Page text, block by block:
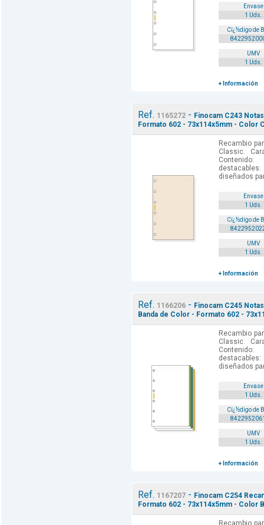
Envase
1 Uds.
Cï¿½digo de
UMV
1 Uds.
+ Información
Ref. 1165272- Finocam C243
Formato 602 - 73x114x5mm - Color
Recambio
Classic.
diseñados
Envase
1 Uds.
Cï¿½digo de
UMV
1 Uds.
+ Información
Ref. 1166206- Finocam C245
Banda de Color - Formato 602 -
Recambio
Classic.
diseñados
Envase
1 Uds.
Cï¿½digo de
UMV
1 Uds.
+ Información
Ref. 1167207- Finocam C254
Formato 602 - 73x114x5mm - Color